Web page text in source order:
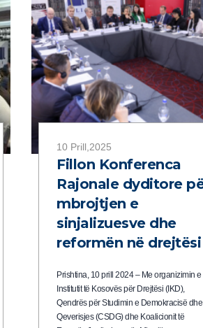
10 Prill,2025
Fillon Konferenca
Rajonale dyditore
mbrojtjen e
sinjalizuesve dhe
reformën në drejtësi
Prishtina, 10 prill 2024 – Me organizimin e
Institutit të Kosovës për Drejtësi (IKD),
Qendrës për Studimin e Demokracisë dhe
Qeverisjes (CSDG) dhe Koalicionit të